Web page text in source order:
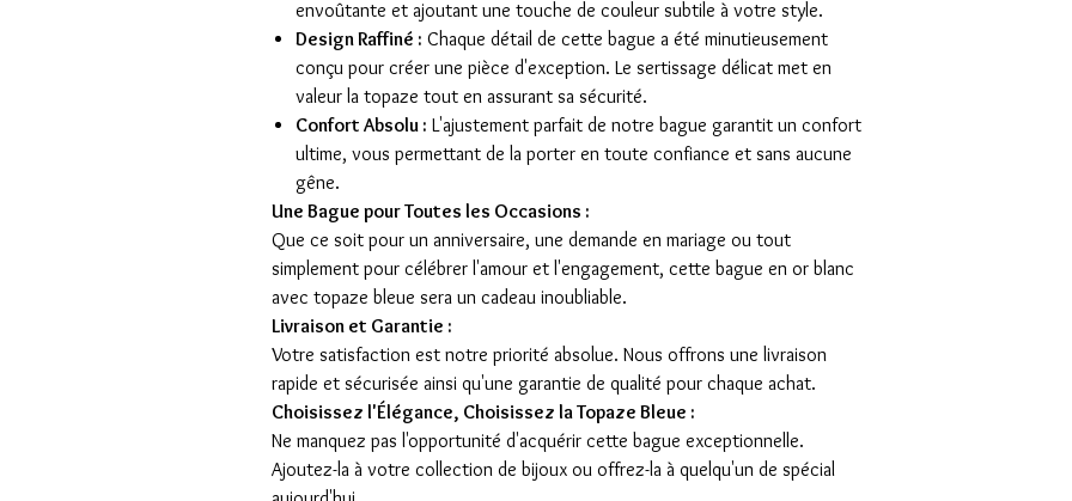
envoûtante et ajoutant une touche de couleur subtile à votre style.
Design Raffiné : Chaque détail de cette bague a été minutieusement
conçu pour créer une pièce d'exception. Le sertissage délicat met en
valeur la topaze tout en assurant sa sécurité.
Confort Absolu : L'ajustement parfait de notre bague garantit un confort
ultime, vous permettant de la porter en toute confiance et sans aucune
gêne.
Une Bague pour Toutes les Occasions :
Que ce soit pour un anniversaire, une demande en mariage ou tout
simplement pour célébrer l'amour et l'engagement, cette bague en or blanc
avec topaze bleue sera un cadeau inoubliable.
Livraison et Garantie :
Votre satisfaction est notre priorité absolue. Nous offrons une livraison
rapide et sécurisée ainsi qu'une garantie de qualité pour chaque achat.
Choisissez l'Élégance, Choisissez la Topaze Bleue :
Ne manquez pas l'opportunité d'acquérir cette bague exceptionnelle.
Ajoutez-la à votre collection de bijoux ou offrez-la à quelqu'un de spécial